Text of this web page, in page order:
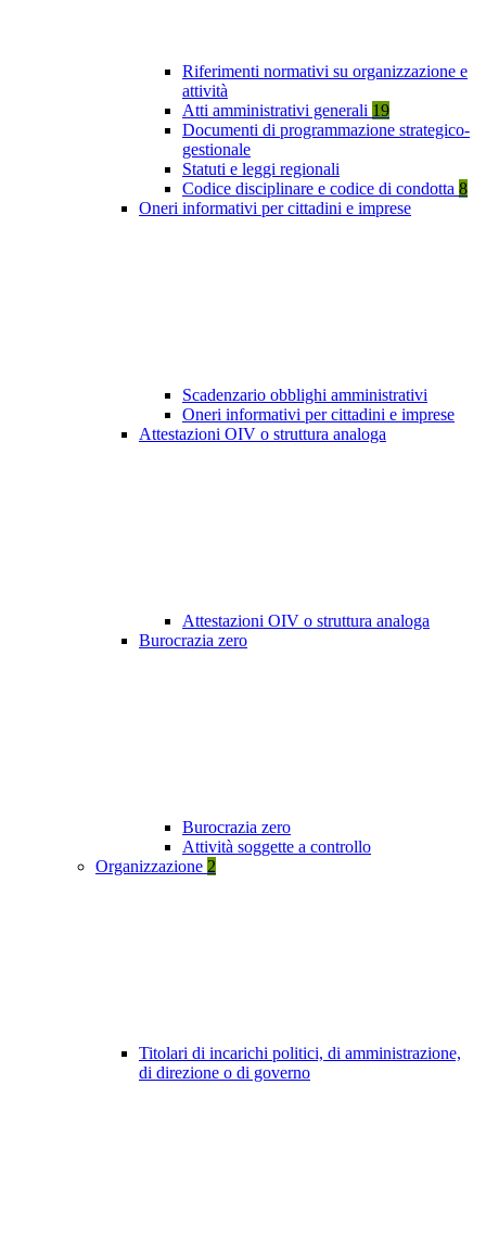
Riferimenti normativi su organizzazione e
attività
Atti amministrativi generali 19
Documenti di programmazione strategico-
gestionale
Statuti e leggi regionali
Codice disciplinare e codice di condotta 8
Oneri informativi per cittadini e imprese
Scadenzario obblighi amministrativi
Oneri informativi per cittadini e imprese
Attestazioni OIV o struttura analoga
Attestazioni OIV o struttura analoga
Burocrazia zero
Burocrazia zero
Attività soggette a controllo
Organizzazione 2
Titolari di incarichi politici, di amministrazione,
di direzione o di governo